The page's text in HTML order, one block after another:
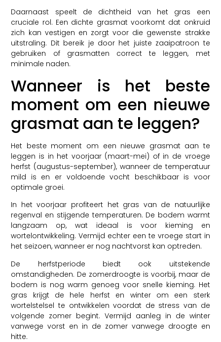
Daarnaast speelt de dichtheid van het gras een
cruciale rol. Een dichte grasmat voorkomt dat onkruid
zich kan vestigen en zorgt voor die gewenste strakke
uitstraling. Dit bereik je door het juiste zaaipatroon te
gebruiken of grasmatten correct te leggen, met
minimale naden.
Wanneer is het beste
moment om een nieuwe
grasmat aan te leggen?
Het beste moment om een nieuwe grasmat aan te
leggen is in het voorjaar (maart-mei) of in de vroege
herfst (augustus-september), wanneer de temperatuur
mild is en er voldoende vocht beschikbaar is voor
optimale groei.
In het voorjaar profiteert het gras van de natuurlijke
regenval en stijgende temperaturen. De bodem warmt
langzaam op, wat ideaal is voor kieming en
wortelontwikkeling. Vermijd echter een te vroege start in
het seizoen, wanneer er nog nachtvorst kan optreden.
De herfstperiode biedt ook uitstekende
omstandigheden. De zomerdroogte is voorbij, maar de
bodem is nog warm genoeg voor snelle kieming. Het
gras krijgt de hele herfst en winter om een sterk
wortelstelsel te ontwikkelen voordat de stress van de
volgende zomer begint. Vermijd aanleg in de winter
vanwege vorst en in de zomer vanwege droogte en
hitte.